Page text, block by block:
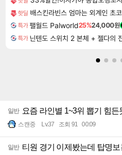
핫딜 배스킨라빈스 엄마는 외계인
특가 팰월드 Palworld25%24,000원
특가
일반 요즘 라인별 1~3위 뽑기 힘든
스캔중 Lv.37 조회 91 00:09
일반 티원 경기 이제봤는데 탑명